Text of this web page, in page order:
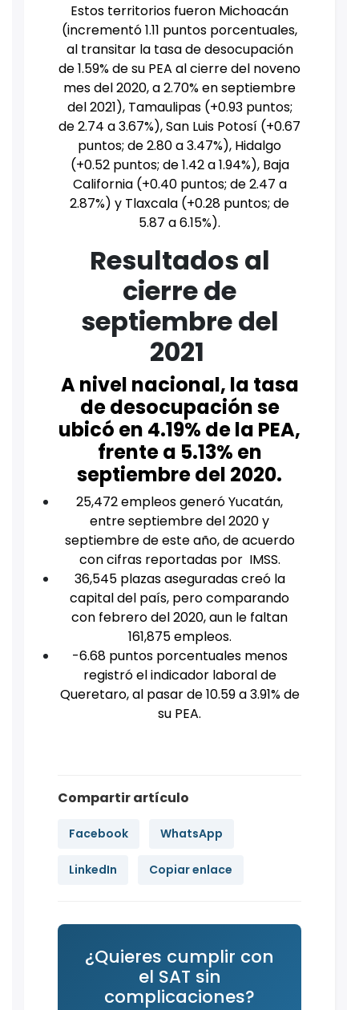
Estos territorios fueron Michoacán
(incrementó 1.11 puntos porcentuales,
al transitar la tasa de desocupación
de 1.59% de su PEA al cierre del noveno
mes del 2020, a 2.70% en septiembre
del 2021), Tamaulipas (+0.93 puntos;
de 2.74 a 3.67%), San Luis Potosí (+0.67
puntos; de 2.80 a 3.47%), Hidalgo
(+0.52 puntos; de 1.42 a 1.94%), Baja
California (+0.40 puntos; de 2.47 a
2.87%) y Tlaxcala (+0.28 puntos; de
5.87 a 6.15%).
Resultados al
cierre de
septiembre del
2021
A nivel nacional, la tasa
de desocupación se
ubicó en 4.19% de la PEA,
frente a 5.13% en
septiembre del 2020.
25,472 empleos generó Yucatán,
entre septiembre del 2020 y
septiembre de este año, de acuerdo
con cifras reportadas por IMSS.
36,545 plazas aseguradas creó la
capital del país, pero comparando
con febrero del 2020, aun le faltan
161,875 empleos.
-6.68 puntos porcentuales menos
registró el indicador laboral de
Queretaro, al pasar de 10.59 a 3.91% de
su PEA.
Compartir artículo
Facebook WhatsApp
LinkedIn Copiar enlace
¿Quieres cumplir con
el SAT sin
complicaciones?